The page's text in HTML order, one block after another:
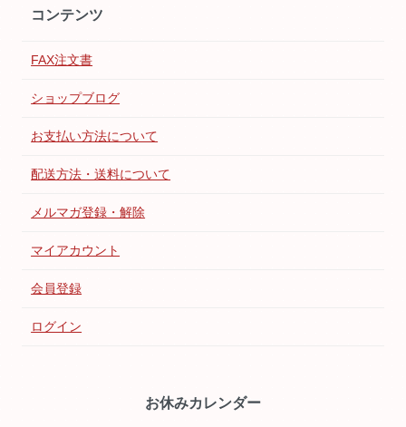
コンテンツ
FAX注文書
ショップブログ
お支払い方法について
配送方法・送料について
メルマガ登録・解除
マイアカウント
会員登録
ログイン
お休みカレンダー